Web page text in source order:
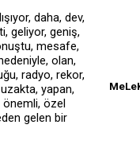
gelen bir